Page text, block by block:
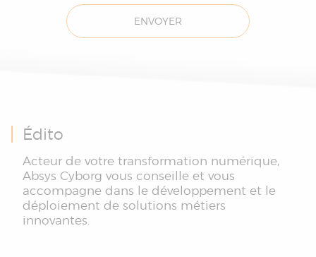
ENVOYER
Édito
Acteur de votre transformation numérique,
Absys Cyborg vous conseille et vous
accompagne dans le développement et le
déploiement de solutions métiers
innovantes.